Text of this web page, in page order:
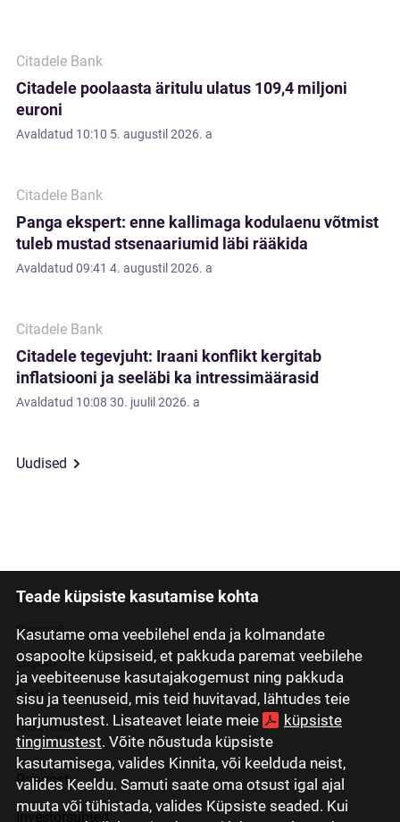
Teade küpsiste kasutamise kohta
Kasutame oma veebilehel enda ja kolmandate
osapoolte küpsiseid, et pakkuda paremat veebilehe
ja veebiteenuse kasutajakogemust ning pakkuda
sisu ja teenuseid, mis teid huvitavad, lähtudes teie
harjumustest. Lisateavet leiate meie
küpsiste
tingimustest. Võite nõustuda küpsiste
kasutamisega, valides Kinnita, või keelduda neist,
valides Keeldu. Samuti saate oma otsust igal ajal
muuta või tühistada, valides Küpsiste seaded. Kui
Citadele Bank
Citadele poolaasta äritulu ulatus 109,4 miljoni
euroni
Avaldatud 10:10 5. augustil 2026. a
Citadele Bank
Panga ekspert: enne kallimaga kodulaenu võtmist
tuleb mustad stsenaariumid läbi rääkida
Avaldatud 09:41 4. augustil 2026. a
Citadele Bank
Citadele tegevjuht: Iraani konflikt kergitab
inflatsiooni ja seeläbi ka intressimäärasid
Avaldatud 10:08 30. juulil 2026. a
Uudised
Latviski
Русский
English
Eesti
Lietuviškai
Pangast
Investorsuhted